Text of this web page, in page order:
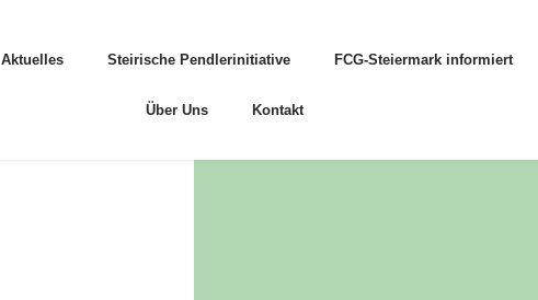
Aktuelles Steirische Pendlerinitiative FCG-Steiermark informiert
Über Uns Kontakt